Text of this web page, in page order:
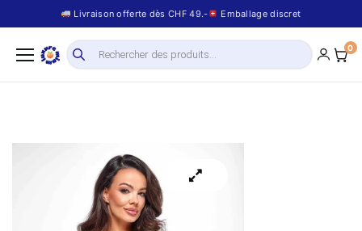
Livraison offerte dès CHF 49.- Emballage discret
0